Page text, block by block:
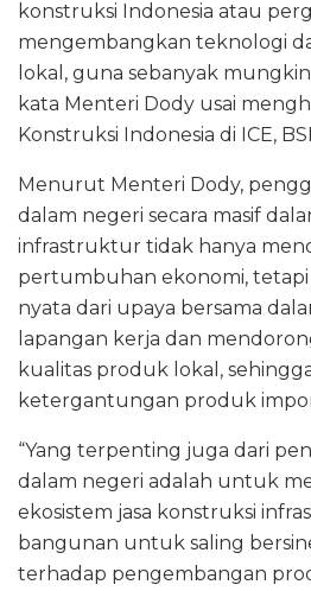
konstruksi Indonesia atau
mengembangkan teknologi
lokal, guna sebanyak
kata Menteri Dody usai
Konstruksi Indonesia di ICE,
Menurut Menteri Dody,
dalam negeri secara masif
infrastruktur tidak hanya
pertumbuhan ekonomi,
nyata dari upaya bersama
lapangan kerja dan
kualitas produk lokal,
ketergantungan produk
“Yang terpenting juga dari
dalam negeri adalah untuk
ekosistem jasa konstruksi
bangunan untuk saling
terhadap pengembangan